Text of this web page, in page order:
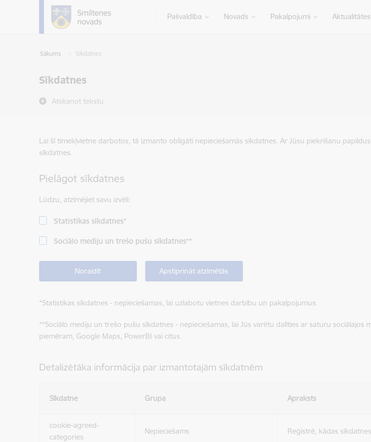
Pāriet uz lapas saturu
Pašvaldība Novads Pakalpojumi Aktualitātes
Sākums Sīkdatnes
Sīkdatnes
Atskaņot tekstu
Lai šī tīmekļvietne darbotos, tā izmanto obligāti nepieciešamās sīkdatnes. Ar Jūsu piekrišanu
sīkdatnes.
Pielāgot sīkdatnes
Lūdzu, atzīmējiet savu izvēli:
Statistikas sīkdatnes*
Sociālo mediju un trešo pušu sīkdatnes**
Noraidīt Apstiprināt atzīmētās
*Statistikas sīkdatnes - nepieciešamas, lai uzlabotu vietnes darbību un pakalpojumus.
**Sociālo mediju un trešo pušu sīkdatnes - nepieciešamas, lai Jūs varētu dalīties ar saturu
piemēram, Google Maps, PowerBI vai citus.
Detalizētāka informācija par izmantotajām sīkdatnēm
Sīkdatne Grupa Apraksts
cookie-agreed-
categories
Nepieciešams Reģistrē, kādas